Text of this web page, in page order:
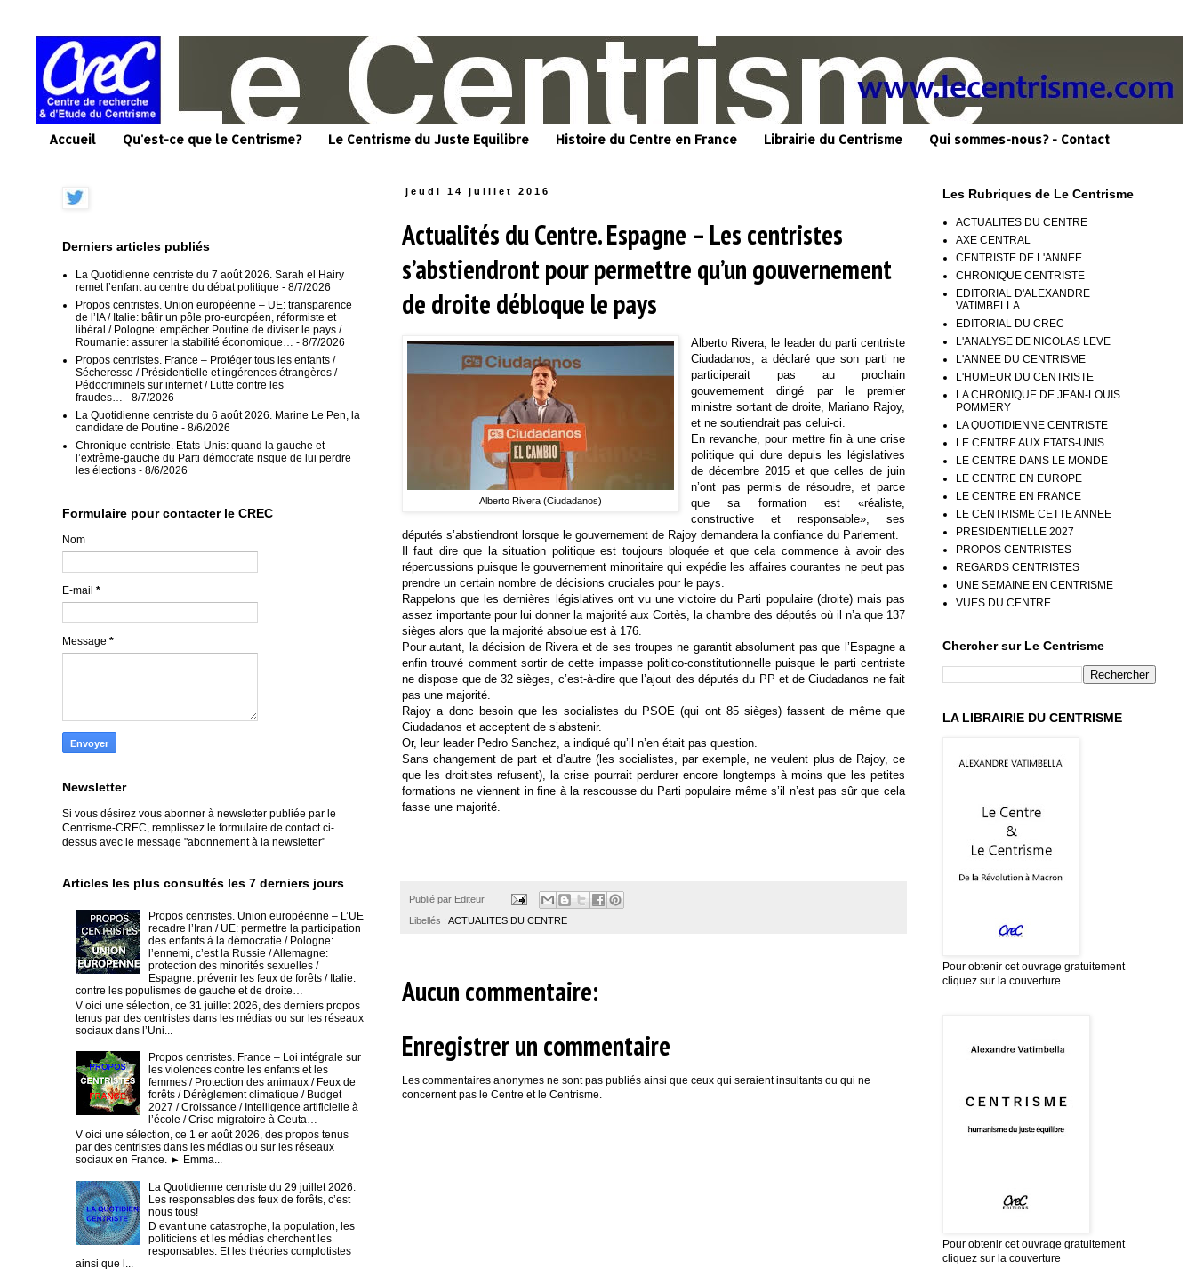
Accueil Qu'est-ce que le Centrisme? Le Centrisme du Juste Equilibre Histoire du Centre en France Librairie du Centrisme Qui sommes-nous? - Contact
jeudi 14 juillet 2016
Actualités du Centre. Espagne – Les centristes
s’abstiendront pour permettre qu’un gouvernement
de droite débloque le pays
Alberto Rivera (Ciudadanos)
Alberto Rivera, le leader du parti centriste
Ciudadanos, a déclaré que son parti ne
participerait pas au prochain
gouvernement dirigé par le premier
ministre sortant de droite, Mariano Rajoy,
et ne soutiendrait pas celui-ci.
En revanche, pour mettre fin à une crise
politique qui dure depuis les législatives
de décembre 2015 et que celles de juin
n’ont pas permis de résoudre, et parce
que sa formation est «réaliste,
constructive et responsable», ses
députés s’abstiendront lorsque le gouvernement de Rajoy demandera la confiance du Parlement.
Il faut dire que la situation politique est toujours bloquée et que cela commence à avoir des
répercussions puisque le gouvernement minoritaire qui expédie les affaires courantes ne peut pas
prendre un certain nombre de décisions cruciales pour le pays.
Rappelons que les dernières législatives ont vu une victoire du Parti populaire (droite) mais pas
assez importante pour lui donner la majorité aux Cortès, la chambre des députés où il n’a que 137
sièges alors que la majorité absolue est à 176.
Pour autant, la décision de Rivera et de ses troupes ne garantit absolument pas que l’Espagne a
enfin trouvé comment sortir de cette impasse politico-constitutionnelle puisque le parti centriste
ne dispose que de 32 sièges, c’est-à-dire que l’ajout des députés du PP et de Ciudadanos ne fait
pas une majorité.
Rajoy a donc besoin que les socialistes du PSOE (qui ont 85 sièges) fassent de même que
Ciudadanos et acceptent de s’abstenir.
Or, leur leader Pedro Sanchez, a indiqué qu’il n’en était pas question.
Sans changement de part et d’autre (les socialistes, par exemple, ne veulent plus de Rajoy, ce
que les droitistes refusent), la crise pourrait perdurer encore longtemps à moins que les petites
formations ne viennent in fine à la rescousse du Parti populaire même s’il n’est pas sûr que cela
fasse une majorité.
Publié par Editeur
Libellés : ACTUALITES DU CENTRE
Aucun commentaire:
Enregistrer un commentaire
Les commentaires anonymes ne sont pas publiés ainsi que ceux qui seraient insultants ou qui ne
concernent pas le Centre et le Centrisme.
Derniers articles publiés
La Quotidienne centriste du 7 août 2026. Sarah el Hairy
remet l’enfant au centre du débat politique - 8/7/2026
Propos centristes. Union européenne – UE: transparence
de l’IA / Italie: bâtir un pôle pro-européen, réformiste et
libéral / Pologne: empêcher Poutine de diviser le pays /
Roumanie: assurer la stabilité économique…
- 8/7/2026
Propos centristes. France – Protéger tous les enfants /
Sécheresse / Présidentielle et ingérences étrangères /
Pédocriminels sur internet / Lutte contre les
fraudes…
- 8/7/2026
La Quotidienne centriste du 6 août 2026. Marine Le Pen, la
candidate de Poutine - 8/6/2026
Chronique centriste. Etats-Unis: quand la gauche et
l’extrême-gauche du Parti démocrate risque de lui perdre
les élections - 8/6/2026
Formulaire pour contacter le CREC
Nom
E-mail *
Message *
Newsletter
Si vous désirez vous abonner à newsletter publiée par le
Centrisme-CREC, remplissez le formulaire de contact ci-
dessus avec le message "abonnement à la newsletter"
Articles les plus consultés les 7 derniers jours
Propos centristes. Union européenne – L’UE
recadre l’Iran / UE: permettre la participation
des enfants à la démocratie / Pologne:
l’ennemi, c’est la Russie / Allemagne:
protection des minorités sexuelles /
Espagne: prévenir les feux de forêts / Italie:
contre les populismes de gauche et de droite…
V oici une sélection, ce 31 juillet 2026, des derniers propos
tenus par des centristes dans les médias ou sur les réseaux
sociaux dans l’Uni...
Propos centristes. France – Loi intégrale sur
les violences contre les enfants et les
femmes / Protection des animaux / Feux de
forêts / Dérèglement climatique / Budget
2027 / Croissance / Intelligence artificielle à
l’école / Crise migratoire à Ceuta…
V oici une sélection, ce 1 er août 2026, des propos tenus
par des centristes dans les médias ou sur les réseaux
sociaux en France. ► Emma...
La Quotidienne centriste du 29 juillet 2026.
Les responsables des feux de forêts, c’est
nous tous!
D evant une catastrophe, la population, les
politiciens et les médias cherchent les
responsables. Et les théories complotistes
ainsi que l...
Les Rubriques de Le Centrisme
ACTUALITES DU CENTRE
AXE CENTRAL
CENTRISTE DE L'ANNEE
CHRONIQUE CENTRISTE
EDITORIAL D'ALEXANDRE
VATIMBELLA
EDITORIAL DU CREC
L'ANALYSE DE NICOLAS LEVE
L'ANNEE DU CENTRISME
L'HUMEUR DU CENTRISTE
LA CHRONIQUE DE JEAN-LOUIS
POMMERY
LA QUOTIDIENNE CENTRISTE
LE CENTRE AUX ETATS-UNIS
LE CENTRE DANS LE MONDE
LE CENTRE EN EUROPE
LE CENTRE EN FRANCE
LE CENTRISME CETTE ANNEE
PRESIDENTIELLE 2027
PROPOS CENTRISTES
REGARDS CENTRISTES
UNE SEMAINE EN CENTRISME
VUES DU CENTRE
Chercher sur Le Centrisme
LA LIBRAIRIE DU CENTRISME
Pour obtenir cet ouvrage gratuitement
cliquez sur la couverture
Pour obtenir cet ouvrage gratuitement
cliquez sur la couverture